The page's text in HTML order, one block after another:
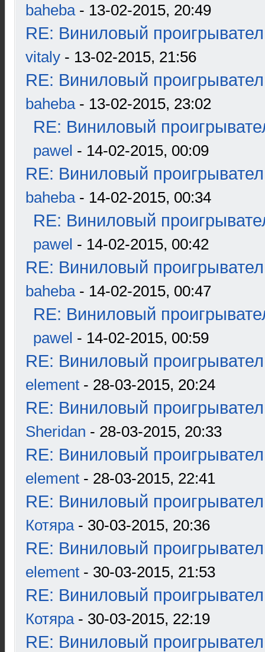
baheba- 13-02-2015, 20:49
RE: Виниловый
vitaly - 13-02-2015, 21:56
RE: Виниловый
baheba- 13-02-2015, 23:02
RE: Виниловый
pawel - 14-02-2015, 00:09
RE: Виниловый
baheba- 14-02-2015, 00:34
RE: Виниловый
pawel - 14-02-2015, 00:42
RE: Виниловый
baheba- 14-02-2015, 00:47
RE: Виниловый
pawel - 14-02-2015, 00:59
RE: Виниловый
element - 28-03-2015, 20:24
RE: Виниловый
Sheridan - 28-03-2015, 20:33
RE: Виниловый
element - 28-03-2015, 22:41
RE: Виниловый
Котяра- 30-03-2015, 20:36
RE: Виниловый
element - 30-03-2015, 21:53
RE: Виниловый
Котяра- 30-03-2015, 22:19
RE: Виниловый